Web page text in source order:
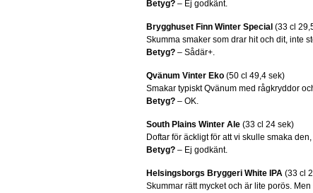
Betyg? – Ej godkänt.
Brygghuset Finn Winter Special (33 cl
Skumma smaker som drar hit och dit, inte
Betyg? – Sådär+.
Qvänum Vinter Eko (50 cl 49,4 sek)
Smakar typiskt Qvänum med rågkryddor
Betyg? – OK.
South Plains Winter Ale (33 cl 24 sek)
Doftar för äckligt för att vi skulle smaka
Betyg? – Ej godkänt.
Helsingsborgs Bryggeri White IPA (33 cl
Skummar rätt mycket och är lite porös.